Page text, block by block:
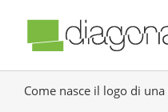
Come nasce il logo di